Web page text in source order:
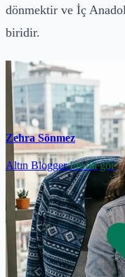
dönmektir ve İç
biridir.
Zehra Sönmez
Altın Blogger Profili gör